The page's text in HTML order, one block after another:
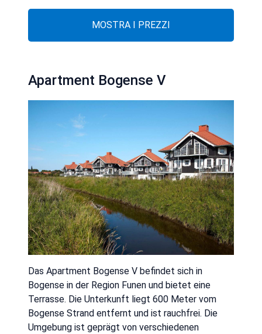
MOSTRA I PREZZI
Apartment Bogense V
Das Apartment Bogense V befindet sich in
Bogense in der Region Funen und bietet eine
Terrasse. Die Unterkunft liegt 600 Meter vom
Bogense Strand entfernt und ist rauchfrei. Die
Umgebung ist geprägt von verschiedenen